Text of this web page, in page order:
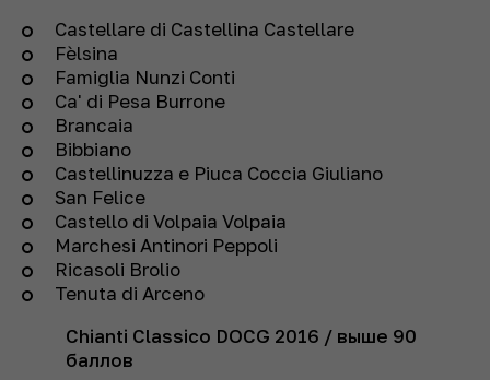
Castellare di Castellina Castellare
Fèlsina
Famiglia Nunzi Conti
Ca' di Pesa Burrone
Brancaia
Bibbiano
Castellinuzza e Piuca Coccia Giuliano
San Felice
Castello di Volpaia Volpaia
Marchesi Antinori Peppoli
Ricasoli Brolio
Tenuta di Arceno
Chianti Classico DOCG 2016 / выше 90
баллов